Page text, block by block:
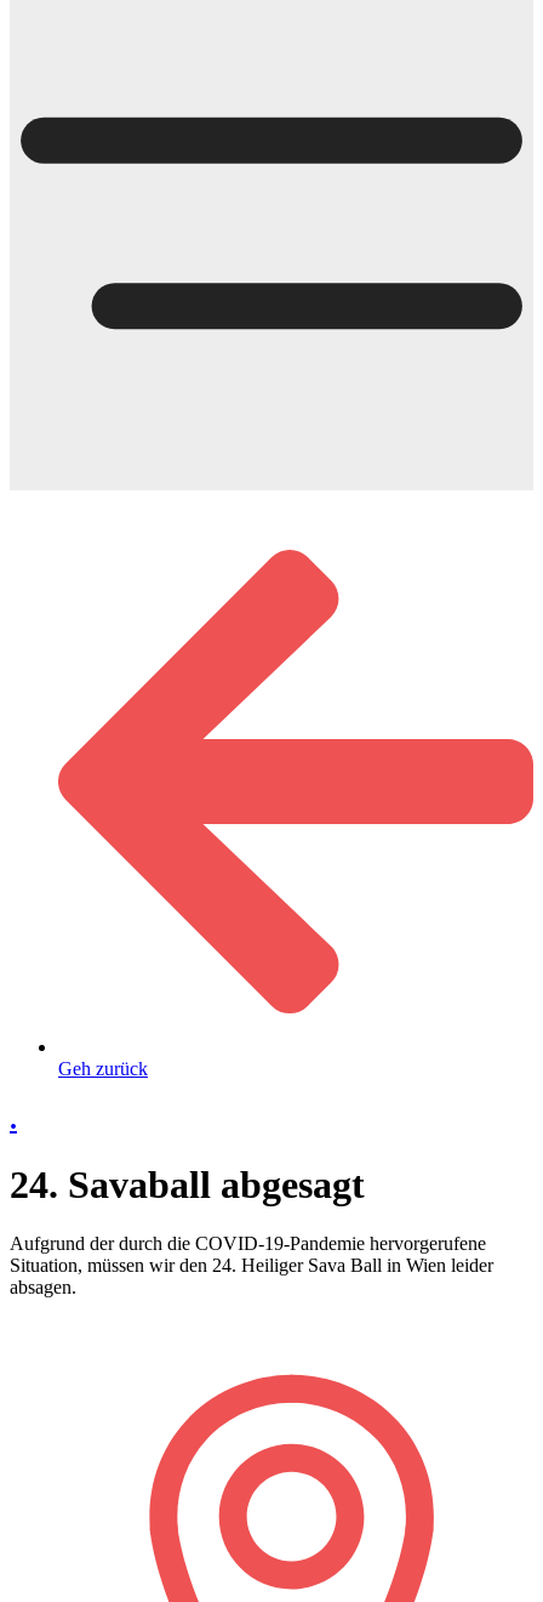
Geh zurück
.
24. Savaball abgesagt
Aufgrund der durch die COVID-19-Pandemie hervorgerufene
Situation, müssen wir den 24. Heiliger Sava Ball in Wien leider
absagen.